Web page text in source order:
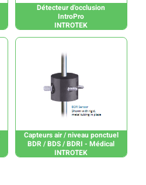
Détecteur d'occlusion
IntroPro
INTROTEK
Capteurs air / niveau ponctuel
BDR / BDS / BDRI - Médical
INTROTEK